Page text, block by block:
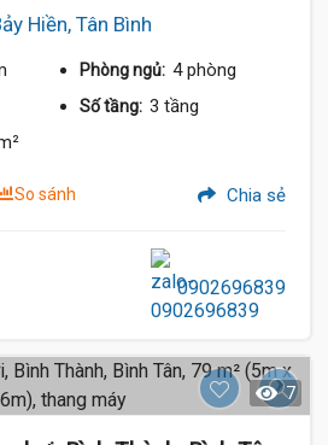
Hiền, Tân Bình
Phòng ngủ: 4 phòng
Số tầng: 3 tầng
So sánh Chia sẻ
0902696839
7